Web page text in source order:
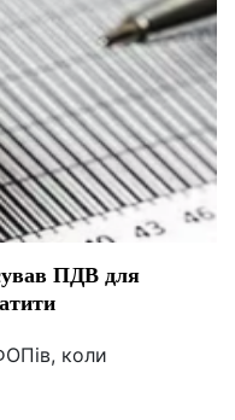
ПДВ для
коли